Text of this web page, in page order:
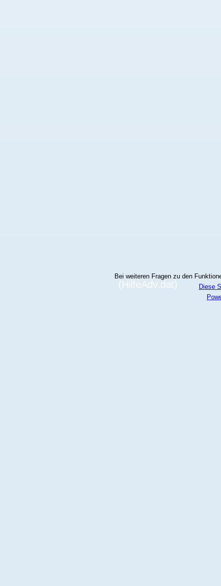
(HilfeAdv.dat)
Bei weiteren Fragen zu den
Diese